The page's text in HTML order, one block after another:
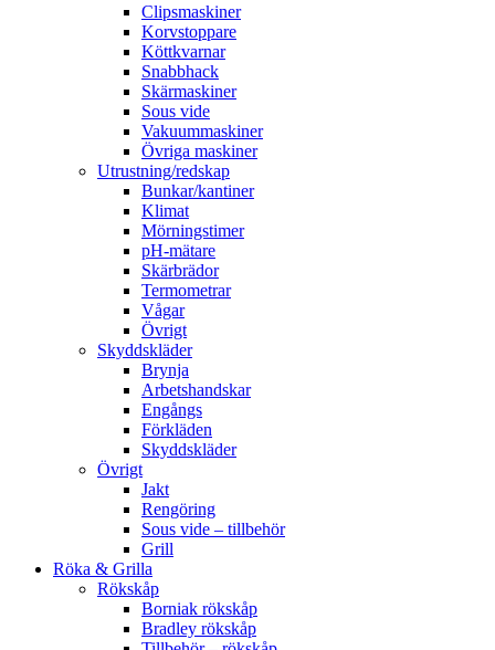
Clipsmaskiner
Korvstoppare
Köttkvarnar
Snabbhack
Skärmaskiner
Sous vide
Vakuummaskiner
Övriga maskiner
Utrustning/redskap
Bunkar/kantiner
Klimat
Mörningstimer
pH-mätare
Skärbrädor
Termometrar
Vågar
Övrigt
Skyddskläder
Brynja
Arbetshandskar
Engångs
Förkläden
Skyddskläder
Övrigt
Jakt
Rengöring
Sous vide – tillbehör
Grill
Röka & Grilla
Rökskåp
Borniak rökskåp
Bradley rökskåp